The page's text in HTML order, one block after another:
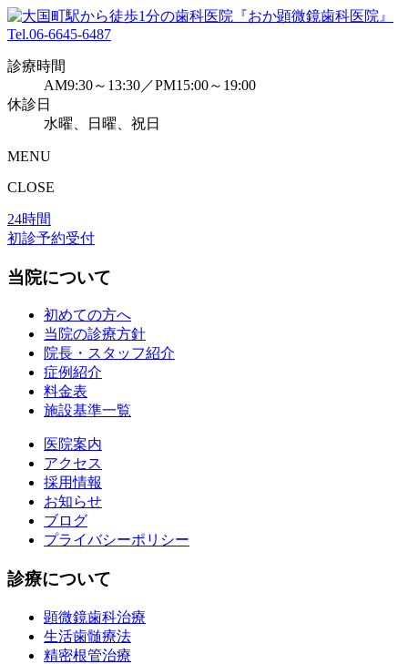
Tel.06-6645-6487
診療時間
AM9:30～13:30／PM15:00～19:00
休診日
水曜、日曜、祝日
MENU
CLOSE
24時間
初診予約受付
当院について
初めての方へ
当院の診療方針
院長・スタッフ紹介
症例紹介
料金表
施設基準一覧
医院案内
アクセス
採用情報
お知らせ
ブログ
プライバシーポリシー
診療について
顕微鏡歯科治療
生活歯髄療法
精密根管治療